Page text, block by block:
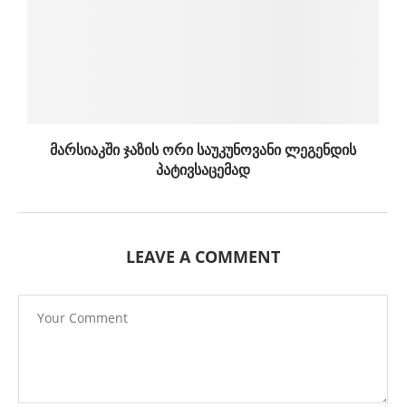
მარსიაკში ჯაზის ორი საუკუნოვანი ლეგენდის
პატივსაცემად
LEAVE A COMMENT